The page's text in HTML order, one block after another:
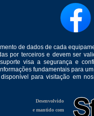
de dados de cada
por terceiros e devem ser
visa a segurança e
fundamentais para
para visitação em
Desenvolvido
e mantido com